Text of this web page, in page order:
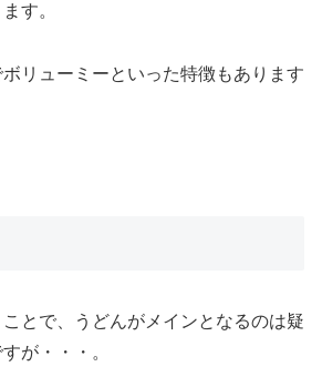
す。
リューミーといった特徴もあります
とで、うどんがメインとなるのは疑
が・・・。